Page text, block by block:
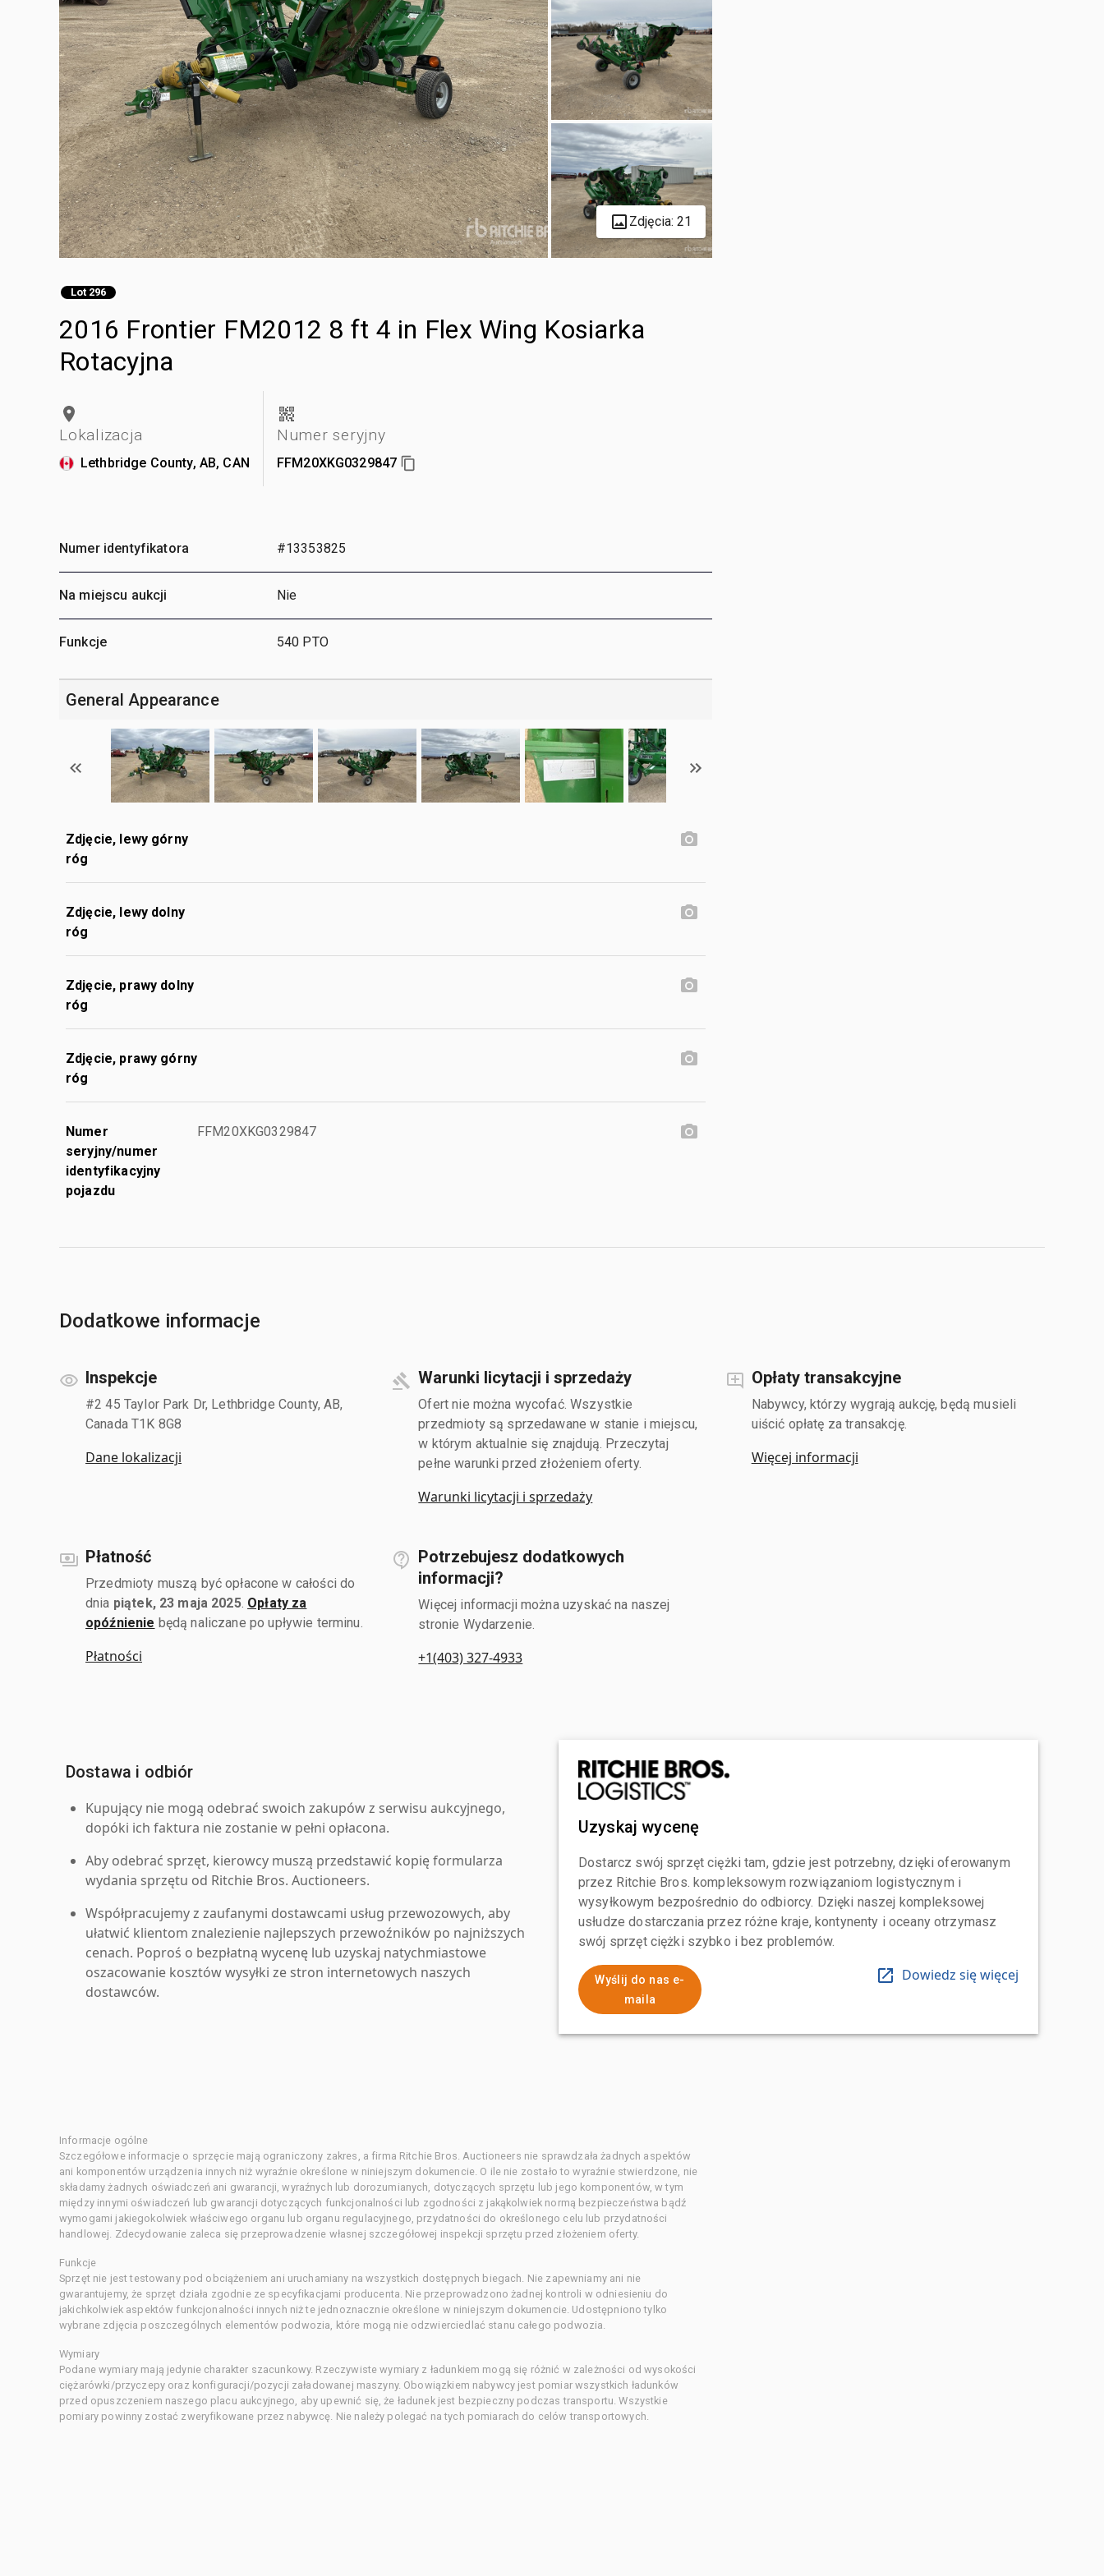
Zdjęcia: 21
Lot 296
2016 Frontier FM2012 8 ft 4 in Flex Wing Kosiarka
Rotacyjna
Lokalizacja
Lethbridge County, AB, CAN
Numer seryjny
FFM20XKG0329847
Numer identyfikatora #13353825
Na miejscu aukcji Nie
Funkcje 540 PTO
General Appearance
Zdjęcie, lewy górny
róg
Zdjęcie, lewy dolny
róg
Zdjęcie, prawy dolny
róg
Zdjęcie, prawy górny
róg
Numer
seryjny/numer
identyfikacyjny
pojazdu
FFM20XKG0329847
Dodatkowe informacje
Inspekcje
#2 45 Taylor Park Dr, Lethbridge County, AB,
Canada T1K 8G8
Dane lokalizacji
Warunki licytacji i sprzedaży
Ofert nie można wycofać. Wszystkie
przedmioty są sprzedawane w stanie i miejscu,
w którym aktualnie się znajdują. Przeczytaj
pełne warunki przed złożeniem oferty.
Warunki licytacji i sprzedaży
Opłaty transakcyjne
Nabywcy, którzy wygrają aukcję, będą musieli
uiścić opłatę za transakcję.
Więcej informacji
Płatność
Przedmioty muszą być opłacone w całości do
dnia piątek, 23 maja 2025. Opłaty za
opóźnienie będą naliczane po upływie terminu.
Płatności
Potrzebujesz dodatkowych
informacji?
Więcej informacji można uzyskać na naszej
stronie Wydarzenie.
+1(403) 327-4933
Dostawa i odbiór
Kupujący nie mogą odebrać swoich zakupów z serwisu aukcyjnego,
dopóki ich faktura nie zostanie w pełni opłacona.
Aby odebrać sprzęt, kierowcy muszą przedstawić kopię formularza
wydania sprzętu od Ritchie Bros. Auctioneers.
Współpracujemy z zaufanymi dostawcami usług przewozowych, aby
ułatwić klientom znalezienie najlepszych przewoźników po najniższych
cenach. Poproś o bezpłatną wycenę lub uzyskaj natychmiastowe
oszacowanie kosztów wysyłki ze stron internetowych naszych
dostawców.
Uzyskaj wycenę
Dostarcz swój sprzęt ciężki tam, gdzie jest potrzebny, dzięki oferowanym
przez Ritchie Bros. kompleksowym rozwiązaniom logistycznym i
wysyłkowym bezpośrednio do odbiorcy. Dzięki naszej kompleksowej
usłudze dostarczania przez różne kraje, kontynenty i oceany otrzymasz
swój sprzęt ciężki szybko i bez problemów.
Wyślij do nas e-
maila
Dowiedz się więcej
Informacje ogólne
Szczegółowe informacje o sprzęcie mają ograniczony zakres, a firma Ritchie Bros. Auctioneers nie sprawdzała żadnych aspektów
ani komponentów urządzenia innych niż wyraźnie określone w niniejszym dokumencie. O ile nie zostało to wyraźnie stwierdzone, nie
składamy żadnych oświadczeń ani gwarancji, wyraźnych lub dorozumianych, dotyczących sprzętu lub jego komponentów, w tym
między innymi oświadczeń lub gwarancji dotyczących funkcjonalności lub zgodności z jakąkolwiek normą bezpieczeństwa bądź
wymogami jakiegokolwiek właściwego organu lub organu regulacyjnego, przydatności do określonego celu lub przydatności
handlowej. Zdecydowanie zaleca się przeprowadzenie własnej szczegółowej inspekcji sprzętu przed złożeniem oferty.
Funkcje
Sprzęt nie jest testowany pod obciążeniem ani uruchamiany na wszystkich dostępnych biegach. Nie zapewniamy ani nie
gwarantujemy, że sprzęt działa zgodnie ze specyfikacjami producenta. Nie przeprowadzono żadnej kontroli w odniesieniu do
jakichkolwiek aspektów funkcjonalności innych niż te jednoznacznie określone w niniejszym dokumencie. Udostępniono tylko
wybrane zdjęcia poszczególnych elementów podwozia, które mogą nie odzwierciedlać stanu całego podwozia.
Wymiary
Podane wymiary mają jedynie charakter szacunkowy. Rzeczywiste wymiary z ładunkiem mogą się różnić w zależności od wysokości
ciężarówki/przyczepy oraz konfiguracji/pozycji załadowanej maszyny. Obowiązkiem nabywcy jest pomiar wszystkich ładunków
przed opuszczeniem naszego placu aukcyjnego, aby upewnić się, że ładunek jest bezpieczny podczas transportu. Wszystkie
pomiary powinny zostać zweryfikowane przez nabywcę. Nie należy polegać na tych pomiarach do celów transportowych.